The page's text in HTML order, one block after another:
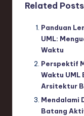
Related
Panduan
UML:
Waktu
Perspektif
Waktu UML
Arsitektur
Mendalami
Batang